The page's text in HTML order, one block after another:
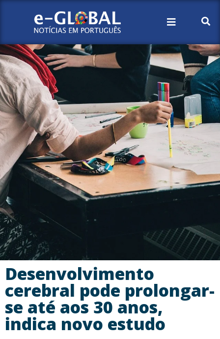
Desenvolvimento
cerebral pode prolongar-
se até aos 30 anos,
indica novo estudo